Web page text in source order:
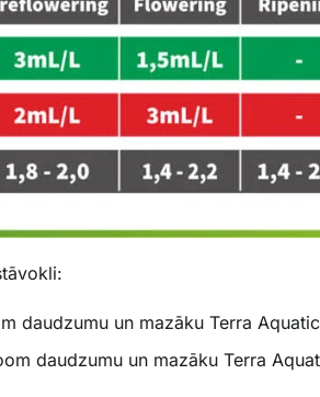
daudzumu un mazāku Terra
daudzumu un mazāku Terra